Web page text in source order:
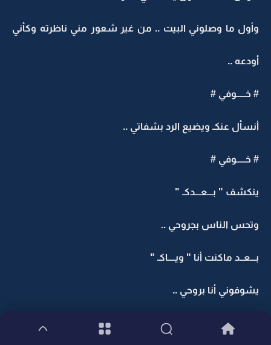
وأول ما وصلوني البيت .. من غير شعور مني ناظرته وكأني
أودعه ..
# خـــــوفي #
أنسأل عنكـ ويضيع الرد بشفاتي ..
# خـــــوفي #
ينكشف " بـــعـــدكـ "
وتحس الناس بجروحي ..
بـــعــد ماكنت أنا " ويــــاكـ "
يشوفوني أنا بروحي ..
قلبي ما يطاوعني بإيدي أكشف أحزانــــي ..